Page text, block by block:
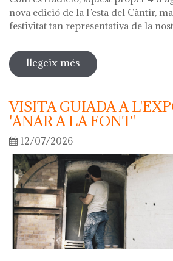
nova edició de la Festa del Càntir,
festivitat tan representativa de la
llegeix més sobre 76ª festa del
VISITA GUIADA A
'ANAR A LA FONT'
12/07/2026